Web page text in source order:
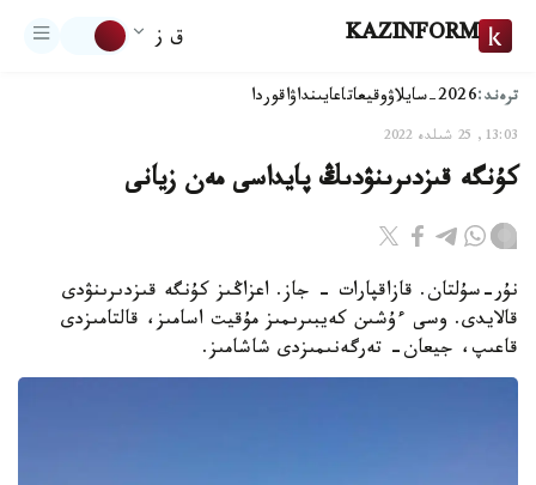
KAZINFORM ق ز
ترەند:2026-سايلاۋ وقيعاتاعايىنداۋاقوردا
13:03, 25 شىلدە 2022
كۇنگە قىزدىرىنۋدىڭ پايداسى مەن زيانى
نۇر-سۇلتان. قازاقپارات - جاز. اعزاڭىز كۇنگە قىزدىرىنۋدى
قالايدى. وسى ءۇشىن كەيبىرىمىز مۇقيت اسامىز، قالتامىزدى
قاعىپ، جيعان- تەرگەنىمىزدى شاشامىز.